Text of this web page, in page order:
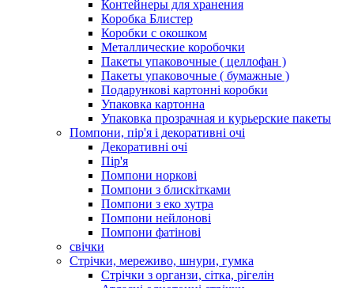
Контейнеры для хранения
Коробка Блистер
Коробки с окошком
Металлические коробочки
Пакеты упаковочные ( целлофан )
Пакеты упаковочные ( бумажные )
Подарункові картонні коробки
Упаковка картонна
Упаковка прозрачная и курьерские пакеты
Помпони, пір'я і декоративні очі
Декоративні очі
Пір'я
Помпони норкові
Помпони з блискітками
Помпони з еко хутра
Помпони нейлонові
Помпони фатінові
свічки
Стрічки, мереживо, шнури, гумка
Стрічки з органзи, сітка, рігелін